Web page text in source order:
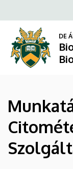
Áramlási
Citométer
a
tartalomra
DE